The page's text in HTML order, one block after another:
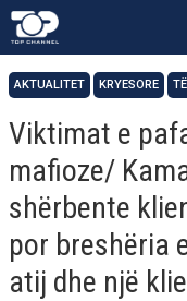
AKTUALITET KRYESORE
Viktimat e
mafioze/
shërbente
por breshëria
atij dhe një